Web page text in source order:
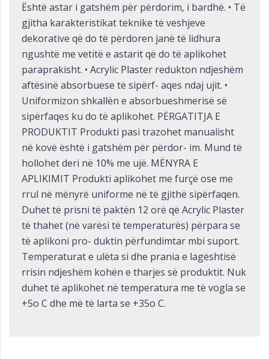
Është astar i gatshëm për përdorim, i bardhë. • Të
gjitha karakteristikat teknike të veshjeve
dekorative që do të përdoren janë të lidhura
ngushtë me vetitë e astarit që do të aplikohet
paraprakisht. • Acrylic Plaster redukton ndjeshëm
aftësinë absorbuese të sipërf- aqes ndaj ujit. •
Uniformizon shkallën e absorbueshmerisë së
sipërfaqes ku do të aplikohet. PËRGATITJA E
PRODUKTIT Produkti pasi trazohet manualisht
në kovë është i gatshëm për përdor- im. Mund të
hollohet deri në 10% me ujë. MËNYRA E
APLIKIMIT Produkti aplikohet me furçë ose me
rrul në mënyrë uniforme në të gjithë sipërfaqen.
Duhet të prisni të paktën 12 orë që Acrylic Plaster
të thahet (në varësi të temperaturës) përpara se
të aplikoni pro- duktin përfundimtar mbi suport.
Temperaturat e ulëta si dhe prania e lagështisë
rrisin ndjeshëm kohën e tharjes së produktit. Nuk
duhet të aplikohet në temperatura me të vogla se
+5o C dhe më të larta se +35o C.